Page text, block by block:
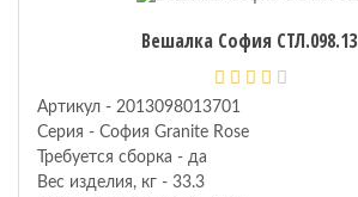
Вешалка София СТЛ.098.13
Артикул - 2013098013701
Серия - София Granite Rose
Требуется сборка - да
Вес изделия, кг - 33.3